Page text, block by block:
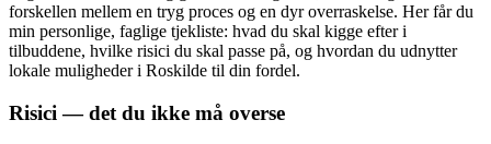
forskellen mellem en tryg proces og en dyr overraskelse. Her får du
min personlige, faglige tjekliste: hvad du skal kigge efter i
tilbuddene, hvilke risici du skal passe på, og hvordan du udnytter
lokale muligheder i Roskilde til din fordel.
Risici — det du ikke må overse